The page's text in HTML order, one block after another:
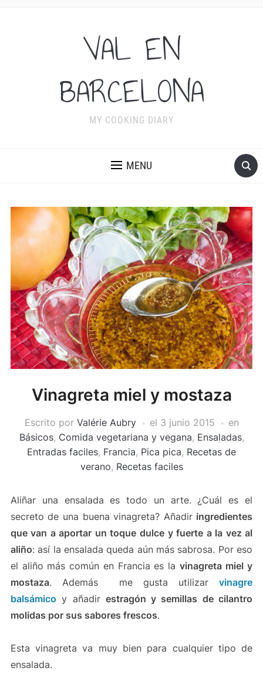
VAL EN
BARCELONA
MY COOKING DIARY
MENU
Vinagreta miel y mostaza
Escrito por Valérie Aubry el 3 junio 2015
en
Básicos, Comida vegetariana y vegana, Ensaladas,
Entradas faciles, Francia, Pica pica, Recetas de
verano, Recetas faciles
Aliñar una ensalada es todo un arte. ¿Cuál es el
secreto de una buena vinagreta? Añadir ingredientes
que van a aportar un toque dulce y fuerte a la vez al
aliño: así la ensalada queda aún más sabrosa. Por eso
el aliño más común en Francia es la vinagreta miel y
mostaza. Además me gusta utilizarvinagre
balsámico y añadir estragón y semillas de cilantro
molidas por sus sabores frescos.
Esta vinagreta va muy bien para cualquier tipo de
ensalada.